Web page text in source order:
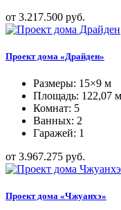
от 3.217.500 руб.
Проект дома «Драйден»
Размеры: 15×9 м
Площадь: 122,07
Комнат: 5
Ванных: 2
Гаражей: 1
от 3.967.275 руб.
Проект дома «Чжуанхэ»